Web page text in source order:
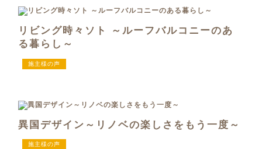
リビング時々ソト ～ルーフバルコニーのあ
る暮らし～
施主様の声
異国デザイン～リノベの楽しさをもう一度～
施主様の声